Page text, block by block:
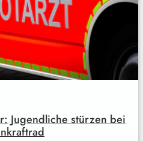
Jugendliche stürzen bei